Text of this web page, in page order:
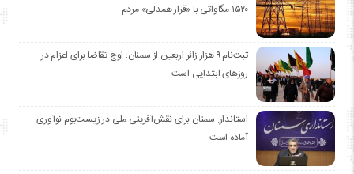
۱۵۲۰ مگاواتی با «قرار همدلی» مردم
ثبت‌نام ۹ هزار زائر اربعین از سمنان؛ اوج تقاضا برای اعزام در
روزهای ابتدایی است
استاندار: سمنان برای نقش‌آفرینی ملی در زیست‌بوم نوآوری
آماده است